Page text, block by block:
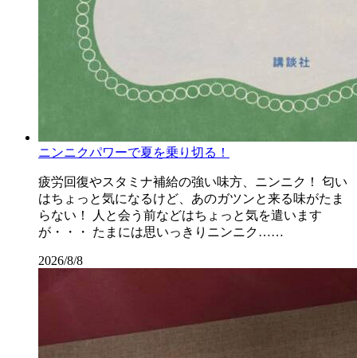
ニンニクパワーで夏を乗り切る！
疲労回復やスタミナ補給の強い味方、ニンニク！ 匂い
はちょっと気になるけど、あのガツンと来る味がたま
らない！ 人と会う前などはちょっと気を遣います
が・・・ たまには思いっきりニンニク……
2026/8/8